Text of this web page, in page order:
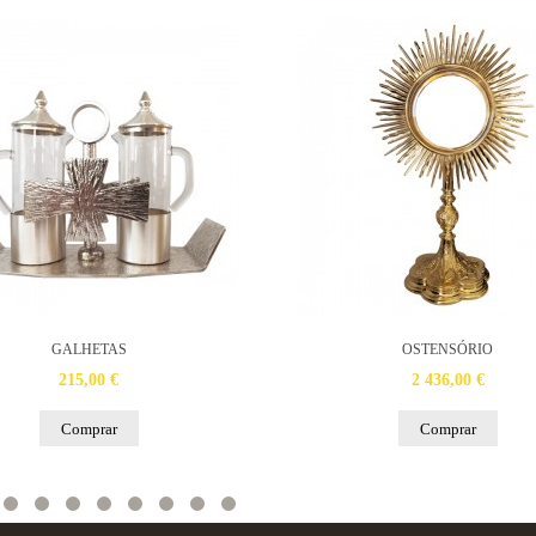
GALHETAS
215,00 €
Comprar
OSTENSÓRIO
2 436,00 €
Comprar